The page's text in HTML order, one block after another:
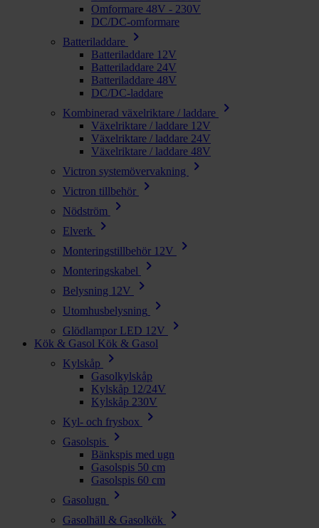
Omformare 48V - 230V
DC/DC-omformare
Batteriladdare
chevron_right
Batteriladdare 12V
Batteriladdare 24V
Batteriladdare 48V
DC/DC-laddare
Kombinerad växelriktare / laddare
chevron_right
Växelriktare / laddare 12V
Växelriktare / laddare 24V
Växelriktare / laddare 48V
Victron systemövervakning
chevron_right
Victron tillbehör chevron_right
Nödström chevron_right
Elverk chevron_right
Monteringstillbehör 12V chevron_right
Monteringskabel chevron_right
Belysning 12V chevron_right
Utomhusbelysning chevron_right
Glödlampor LED 12V chevron_right
Kök & Gasol Kök & Gasol
Kylskåp
chevron_right
Gasolkylskåp
Kylskåp 12/24V
Kylskåp 230V
Kyl- och frysbox
chevron_right
Gasolspis chevron_right
Bänkspis med ugn
Gasolspis 50 cm
Gasolspis 60 cm
Gasolugn
chevron_right
Gasolhäll & Gasolkök chevron_right